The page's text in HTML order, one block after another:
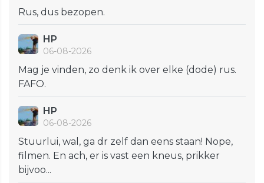
Rus, dus bezopen.
HP
06-08-2026
Mag je vinden, zo denk ik over elke (dode) rus.
FAFO.
HP
06-08-2026
Stuurlui, wal, ga dr zelf dan eens staan! Nope,
filmen. En ach, er is vast een kneus, prikker
bijvoo...